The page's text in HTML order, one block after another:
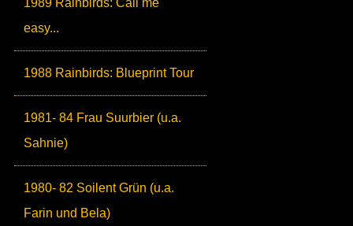
1989 Rainbirds: Call me
easy...
1988 Rainbirds: Blueprint Tour
1981- 84 Frau Suurbier (u.a.
Sahnie)
1980- 82 Soilent Grün (u.a.
Farin und Bela)